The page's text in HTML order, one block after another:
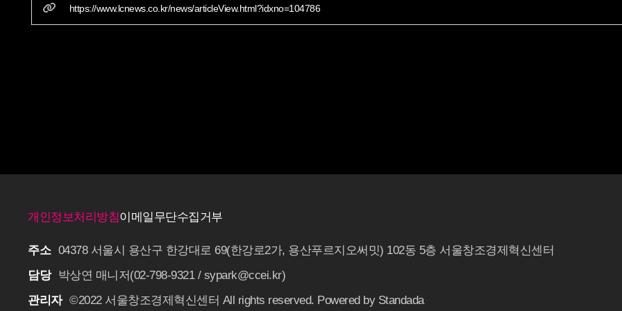
https://www.lcnews.co.kr/news/articleView.html?idxno=104786
개인정보처리방침이메일무단수집거부
주소 04378 서울시 용산구 한강대로 69(한강로2가, 용산푸르지오써밋) 102동 5층 서울창조경제혁신센터
담당
박상연 매니저(02-798-9321 / sypark@ccei.kr)
관리자 ©2022 서울창조경제혁신센터 All rights reserved. Powered by Standada